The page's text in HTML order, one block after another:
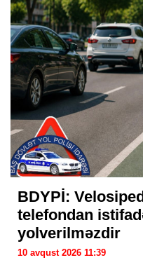
BDYPİ:
telefondan
yolverilməzdir
10 avqust 2026 11:39